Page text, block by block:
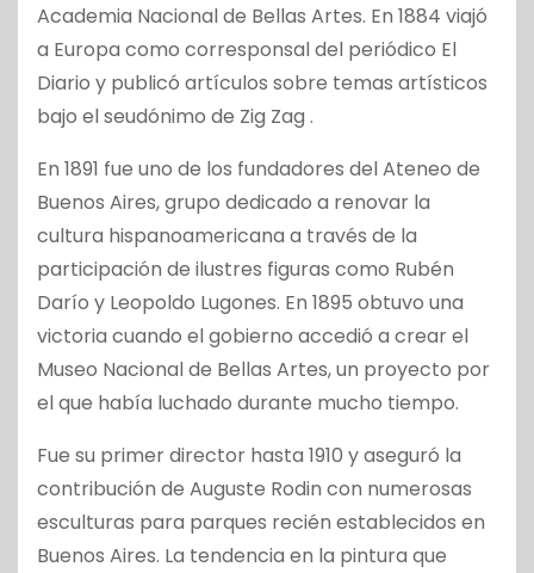
Academia Nacional de Bellas Artes. En 1884 viajó
a Europa como corresponsal del periódico El
Diario y publicó artículos sobre temas artísticos
bajo el seudónimo de Zig Zag .
En 1891 fue uno de los fundadores del Ateneo de
Buenos Aires, grupo dedicado a renovar la
cultura hispanoamericana a través de la
participación de ilustres figuras como Rubén
Darío y Leopoldo Lugones. En 1895 obtuvo una
victoria cuando el gobierno accedió a crear el
Museo Nacional de Bellas Artes, un proyecto por
el que había luchado durante mucho tiempo.
Fue su primer director hasta 1910 y aseguró la
contribución de Auguste Rodin con numerosas
esculturas para parques recién establecidos en
Buenos Aires. La tendencia en la pintura que